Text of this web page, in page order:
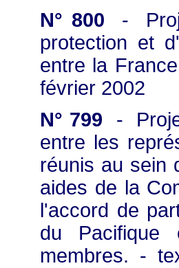
N° 800 -
protection et
entre la
février 2002
N° 799 -
entre les
réunis au sein
aides de la
l'accord de
du Pacifique
membres. -